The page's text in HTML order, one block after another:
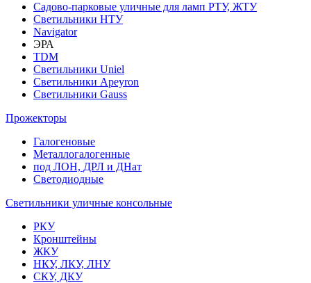
Садово-парковые уличные для ламп РТУ, ЖТУ
Светильники НТУ
Navigator
ЭРА
TDM
Светильники Uniel
Светильники Apeyron
Светильники Gauss
Прожекторы
Галогеновые
Металлогалогенные
под ЛОН, ДРЛ и ДНат
Светодиодные
Светильники уличные консольные
РКУ
Кронштейны
ЖКУ
НКУ, ЛКУ, ЛНУ
СКУ, ДКУ